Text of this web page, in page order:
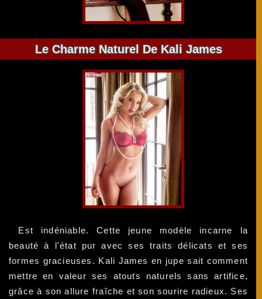
Le Charme Naturel De Kali James
Est indéniable. Cette jeune modèle incarne la
beauté à l'état pur avec ses traits délicats et ses
formes gracieuses. Kali James en jupe sait comment
mettre en valeur ses atouts naturels sans artifice,
grâce à son allure fraîche et son sourire radieux. Ses